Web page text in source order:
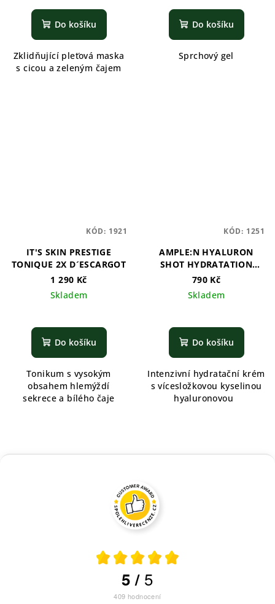
Do košíku
Zklidňující pleťová maska
s cicou a zeleným čajem
Do košíku
Sprchový gel
IT'S SKIN PRESTIGE
TONIQUE 2X D´ESCARGOT
1 290 Kč
Skladem
Do košíku
Tonikum s vysokým
obsahem hlemýždí
sekrece a bílého čaje
KÓD: 1921
AMPLE:N HYALURON
SHOT HYDRATATION
CREAM - 60ml
790 Kč
Skladem
Do košíku
Intenzivní hydratační krém
s vícesložkovou kyselinou
hyaluronovou
KÓD: 1251
5/ 5
409 hodnocení